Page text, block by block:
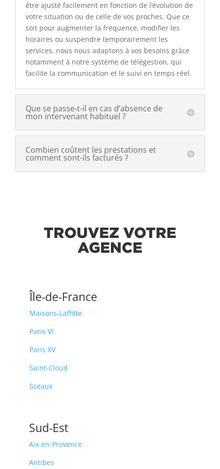
être ajusté facilement en fonction de l’évolution de
votre situation ou de celle de vos proches. Que ce
soit pour augmenter la fréquence, modifier les
horaires ou suspendre temporairement les
services, nous nous adaptons à vos besoins grâce
notamment à notre système de télégestion, qui
facilite la communication et le suivi en temps réel.
Que se passe-t-il en cas d’absence de
mon intervenant habituel ?
Combien coûtent les prestations et
comment sont-ils facturés ?
TROUVEZ VOTRE
AGENCE
Île-de-France
Maisons-Laffitte
Paris VI
Paris XV
Saint-Cloud
Sceaux
Sud-Est
Aix-en-Provence
Antibes